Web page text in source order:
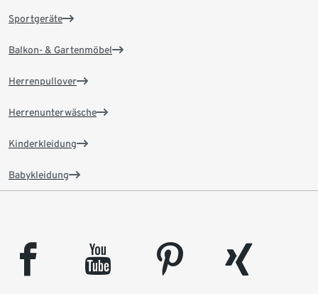
Sportgeräte
Balkon- & Gartenmöbel
Herrenpullover
Herrenunterwäsche
Kinderkleidung
Babykleidung
facebook youtube pinterest
xing